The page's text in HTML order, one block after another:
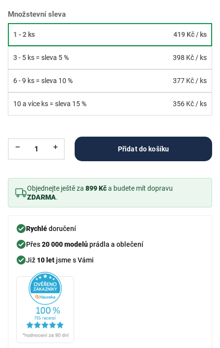
Množstevní sleva
1 - 2 ks 419 Kč/ ks
3 - 5 ks = sleva 5 % 398 Kč / ks
6 - 9 ks = sleva 10 % 377 Kč / ks
10 a více ks = sleva 15 % 356 Kč / ks
Přidat do košíku
Objednejte ještě za 899 Kča budete mít dopravu
ZDARMA.
Rychlédoručení
Přes20 000 modelůprádla a oblečení
Již 10 let jsme s Vámi